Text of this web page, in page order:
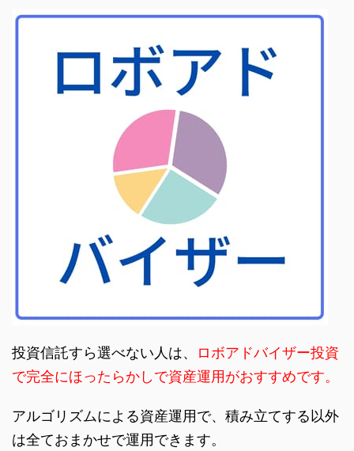
投資信託すら選べない人は、
ロボアドバイザー投資
で完全にほったらかしで資産運用がおすすめです。
アルゴリズムによる資産運用で、積み立てする以外
は全ておまかせで運用できます。